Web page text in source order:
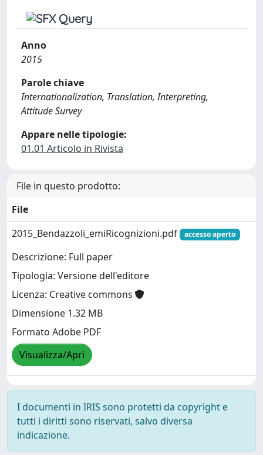
Anno
2015
Parole chiave
Internationalization, Translation, Interpreting,
Attitude Survey
Appare nelle tipologie:
01.01 Articolo in Rivista
File in questo prodotto:
File
2015_Bendazzoli_emiRicognizioni.pdf
accesso aperto
Descrizione: Full paper
Tipologia: Versione dell'editore
Licenza: Creative commons
Dimensione 1.32 MB
Formato Adobe PDF
Visualizza/Apri
I documenti in IRIS sono protetti da copyright e
tutti i diritti sono riservati, salvo diversa
indicazione.